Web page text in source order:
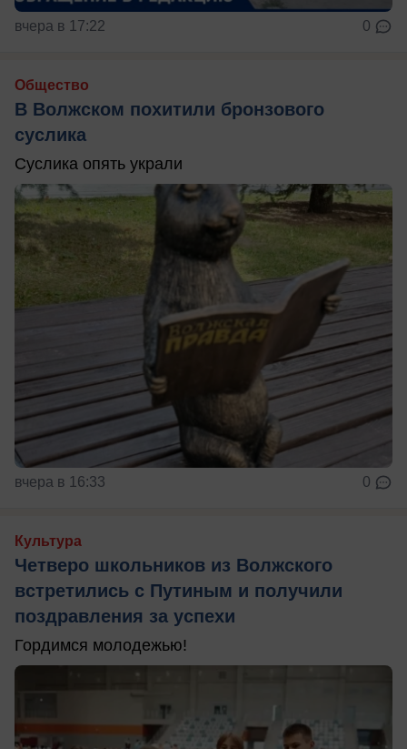
вчера в 17:22 0
Общество
В Волжском похитили бронзового
суслика
Суслика опять украли
вчера в 16:33 0
Культура
Четверо школьников из Волжского
встретились с Путиным и получили
поздравления за успехи
Гордимся молодежью!